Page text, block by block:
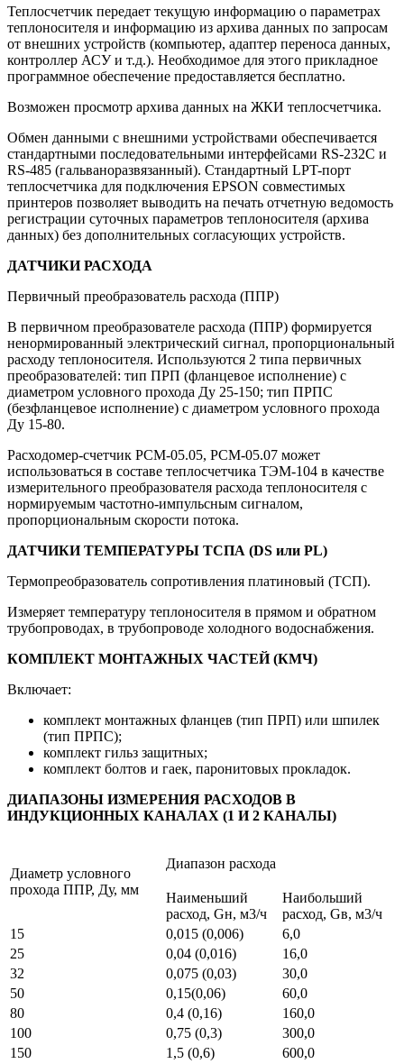
Теплосчетчик передает текущую информацию о параметрах
теплоносителя и информацию из архива данных по запросам
от внешних устройств (компьютер, адаптер переноса данных,
контроллер АСУ и т.д.). Необходимое для этого прикладное
программное обеспечение предоставляется бесплатно.
Возможен просмотр архива данных на ЖКИ теплосчетчика.
Обмен данными с внешними устройствами обеспечивается
стандартными последовательными интерфейсами RS-232С и
RS-485 (гальваноразвязанный). Стандартный LPT-порт
теплосчетчика для подключения EPSON совместимых
принтеров позволяет выводить на печать отчетную ведомость
регистрации суточных параметров теплоносителя (архива
данных) без дополнительных согласующих устройств.
ДАТЧИКИ РАСХОДА
Первичный преобразователь расхода (ППР)
В первичном преобразователе расхода (ППР) формируется
ненормированный электрический сигнал, пропорциональный
расходу теплоносителя. Используются 2 типа первичных
преобразователей: тип ПРП (фланцевое исполнение) с
диаметром условного прохода Ду 25-150; тип ПРПС
(безфланцевое исполнение) с диаметром условного прохода
Ду 15-80.
Расходомер-счетчик РСМ-05.05, РСМ-05.07 может
использоваться в составе теплосчетчика ТЭМ-104 в качестве
измерительного преобразователя расхода теплоносителя с
нормируемым частотно-импульсным сигналом,
пропорциональным скорости потока.
ДАТЧИКИ ТЕМПЕРАТУРЫ ТСПА (DS или PL)
Термопреобразователь сопротивления платиновый (ТСП).
Измеряет температуру теплоносителя в прямом и обратном
трубопроводах, в трубопроводе холодного водоснабжения.
КОМПЛЕКТ МОНТАЖНЫХ ЧАСТЕЙ (КМЧ)
Включает:
комплект монтажных фланцев (тип ПРП) или шпилек
(тип ПРПС);
комплект гильз защитных;
комплект болтов и гаек, паронитовых прокладок.
ДИАПАЗОНЫ ИЗМЕРЕНИЯ РАСХОДОВ В
ИНДУКЦИОННЫХ КАНАЛАХ (1 И 2 КАНАЛЫ)
Диаметр условного
прохода ППР, Ду, мм
Диапазон расхода
Наименьший
расход, Gн, м3/ч
Наибольший
расход, Gв, м3/ч
15
0,015 (0,006)
6,0
25
0,04 (0,016)
16,0
32
0,075 (0,03)
30,0
50
0,15(0,06)
60,0
80
0,4 (0,16)
160,0
100
0,75 (0,3)
300,0
150
1,5 (0,6)
600,0